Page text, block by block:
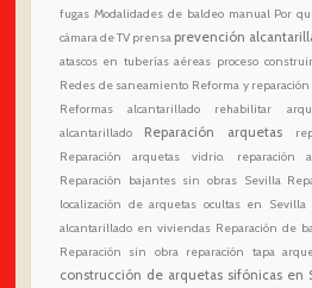
fugas Modalidades de baldeo manual Por
cámara de TV prensa prevención
atascos en tuberías aéreas proceso
Redes de saneamiento Reforma y
Reformas alcantarillado
rehabilitar
alcantarillado
Reparación arquetas
Reparación arquetas vidrio. reparación
Reparación bajantes sin obras Sevilla
localización de arquetas ocultas en Sevilla
alcantarillado en viviendas Reparación de
Reparación sin obra
reparación tapa
construcción de arquetas sifónicas en